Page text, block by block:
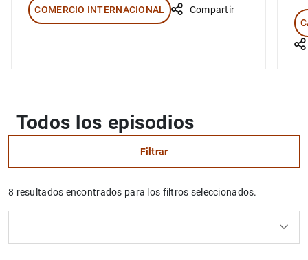
COMERCIO INTERNACIONAL Compartir
Todos los episodios
Filtrar
¿Qué buscas?
Serie
Tema
Uso del calendario: utiliza los cursores para
Desde
Uso del calendario: utiliza los cursores para
Hasta
8 resultados encontrados para los filtros seleccionados.